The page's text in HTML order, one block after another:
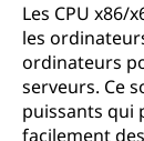
Les CPU x86/
les
ordinateurs
serveurs. Ce
puissants qui
facilement